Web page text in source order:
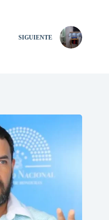
SIGUIENTE